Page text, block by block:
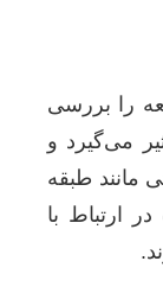
را بررسی
می‌گیرد و
مانند طبقه
ارتباط با